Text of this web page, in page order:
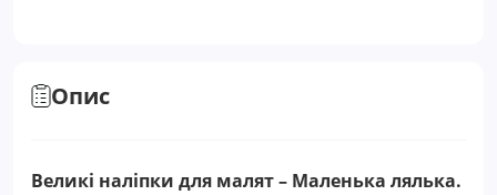
Опис
Великі наліпки для малят – Маленька лялька.